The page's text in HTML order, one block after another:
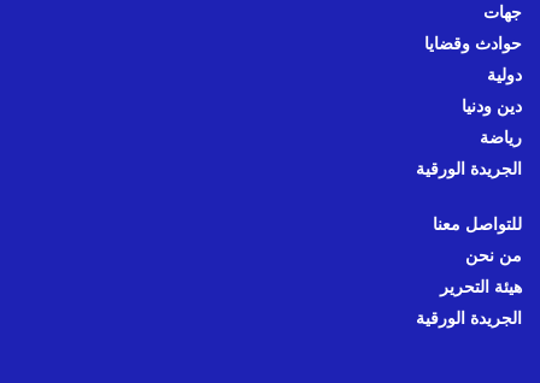
جهات
حوادث وقضايا
دولية
دين ودنيا
رياضة
الجريدة الورقية
للتواصل معنا
من نحن
هيئة التحرير
الجريدة الورقية